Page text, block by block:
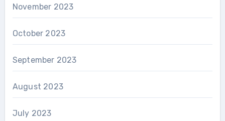
November 2023
October 2023
September 2023
August 2023
July 2023